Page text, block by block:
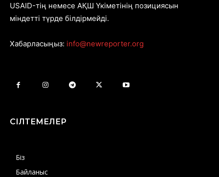
USAID-тің немесе АҚШ Үкіметінің позициясын
міндетті түрде білдірмейді.
Хабарласыңыз: info@newreporter.org
СІЛТЕМЕЛЕР
Біз
Байланыс